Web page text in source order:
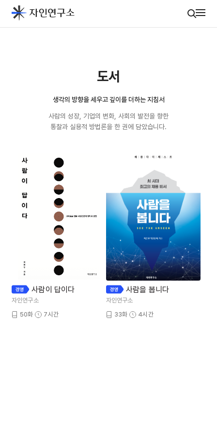
도서
생각의 방향을 세우고 깊이를 더하는 지침서
사람의 성장, 기업의 변화, 사회의 발전을 향한
통찰과 실용적 방법론을 한 권에 담았습니다.
사람이 답이다
자인연구소
50화
7시간
사람을 봅니다
자인연구소
33화
4시간